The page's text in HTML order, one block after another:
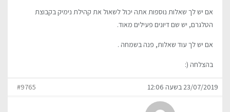
אם יש לך שאלות נוספות אתה יכול לשאול את קהילת נימיק בקבוצת
הטלגרם, יש שם דיונים פעילים מאוד.
אם יש לך עוד שאלות, פנה בשמחה .
בהצלחה (:
23/07/2019 בשעה 12:06 #9765